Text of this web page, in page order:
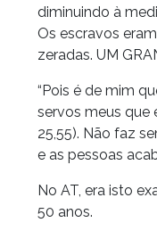
diminuindo à
Os escravos
zeradas. UM
“Pois é de mim
servos meus que
25,55). Não faz
e as pessoas
No AT, era isto
50 anos.